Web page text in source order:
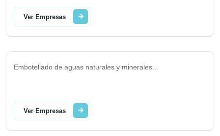
Ver Empresas
Embotellado de aguas naturales y minerales
Ver Empresas